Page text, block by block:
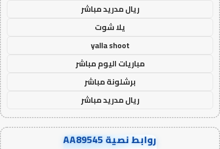
ريال مدريد مباشر
يلا شوت
yalla shoot
مباريات اليوم مباشر
برشلونة مباشر
ريال مدريد مباشر
روابط نصية AA89545